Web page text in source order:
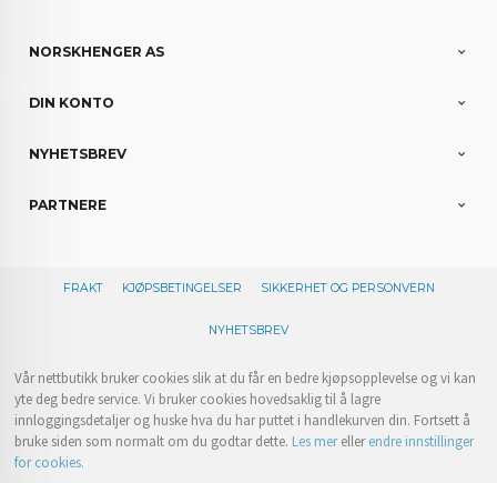
NORSKHENGER AS
DIN KONTO
NYHETSBREV
PARTNERE
FRAKT KJØPSBETINGELSER SIKKERHET OG PERSONVERN
NYHETSBREV
Vår nettbutikk bruker cookies slik at du får en bedre kjøpsopplevelse og vi kan
yte deg bedre service. Vi bruker cookies hovedsaklig til å lagre
innloggingsdetaljer og huske hva du har puttet i handlekurven din. Fortsett å
bruke siden som normalt om du godtar dette. Les merellerendre innstillinger
for cookies.